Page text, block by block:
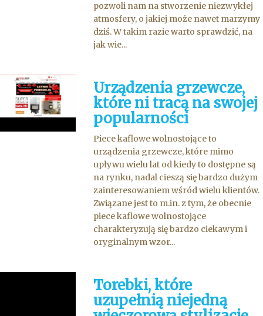
pozwoli nam na stworzenie niezwykłej
atmosfery, o jakiej może nawet marzymy
dziś. W takim razie warto sprawdzić, na
jak wie...
Urządzenia grzewcze,
które ni tracą na swojej
popularności
Piece kaflowe wolnostojące to
urządzenia grzewcze, które mimo
upływu wielu lat od kiedy to dostępne są
na rynku, nadal cieszą się bardzo dużym
zainteresowaniem wśród wielu klientów.
Związane jest to m.in. z tym, że obecnie
piece kaflowe wolnostojące
charakteryzują się bardzo ciekawym i
oryginalnym wzor...
Torebki, które
uzupełnią niejedną